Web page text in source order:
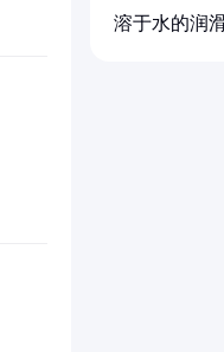
溶于水的润